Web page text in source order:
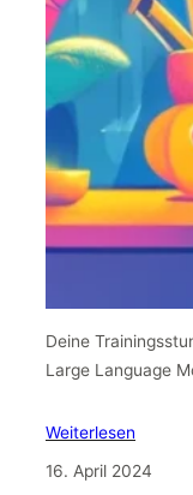
Deine
Large Language
Weiterlesen
16. April 2024